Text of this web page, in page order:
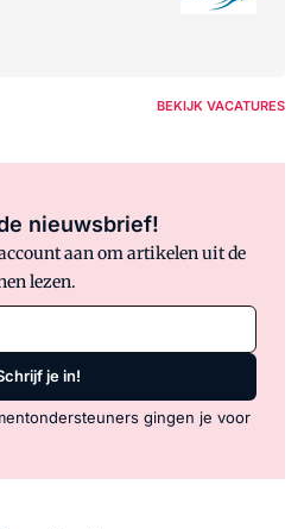
BEKIJK VACATURES
nieuwsbrief!
aan om artikelen uit de
lezen.
je in!
gingen je voor